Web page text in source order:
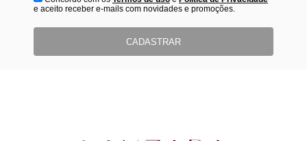
e aceito receber e-mails com novidades e promoções.
CADASTRAR